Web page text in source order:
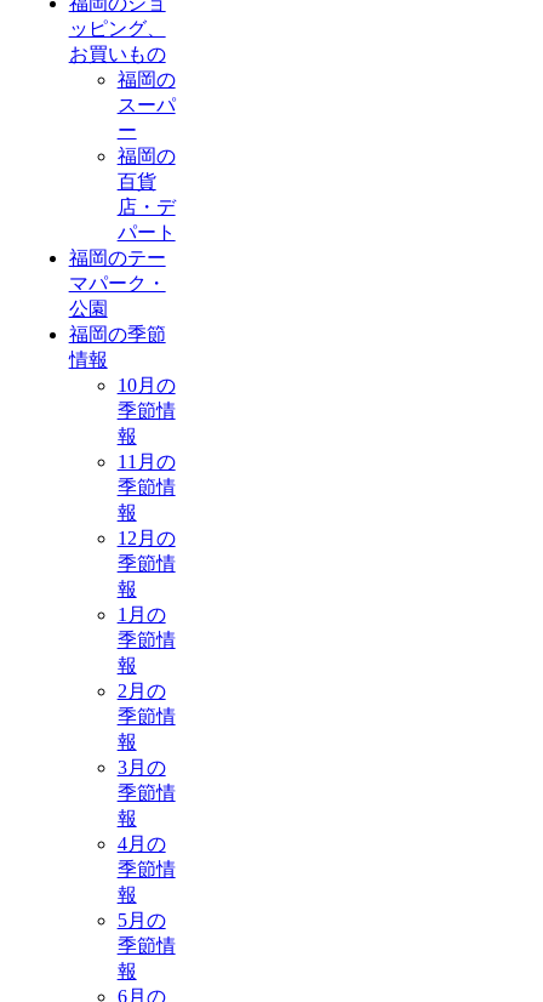
ッピング、
お買いもの
福岡の
スーパ
ー
福岡の
百貨
店・デ
パート
福岡のテー
マパーク・
公園
福岡の季節
情報
10月の
季節情
報
11月の
季節情
報
12月の
季節情
報
1月の
季節情
報
2月の
季節情
報
3月の
季節情
報
4月の
季節情
報
5月の
季節情
報
6月の